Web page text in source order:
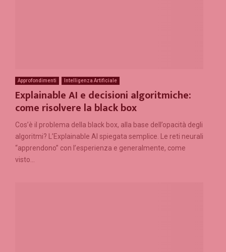
Approfondimenti Intelligenza Artificiale
Explainable AI e decisioni algoritmiche:
come risolvere la black box
Cos’è il problema della black box, alla base dell’opacità degli
algoritmi? L’Explainable AI spiegata semplice. Le reti neurali
“apprendono” con l’esperienza e generalmente, come
visto...